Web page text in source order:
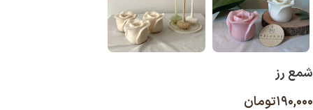
شمع رز
۱۹۰,۰۰۰تومان